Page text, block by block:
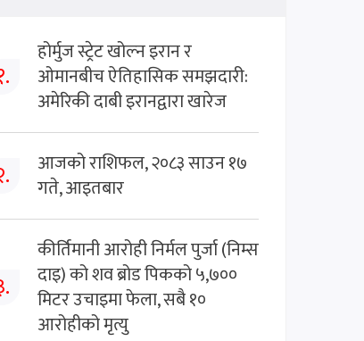
होर्मुज स्ट्रेट खोल्न इरान र
ओमानबीच ऐतिहासिक समझदारी:
अमेरिकी दाबी इरानद्वारा खारेज
आजको राशिफल, २०८३ साउन १७
गते, आइतबार
कीर्तिमानी आरोही निर्मल पुर्जा (निम्स
दाइ) को शव ब्रोड पिकको ५,७००
मिटर उचाइमा फेला, सबै १०
आरोहीको मृत्यु